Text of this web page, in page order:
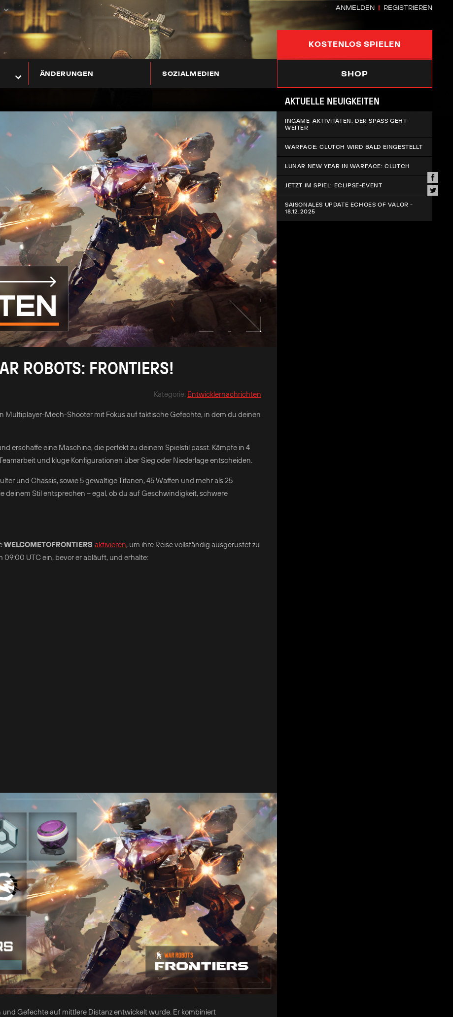
ANMELDEN REGISTRIEREN
KOSTENLOS SPIELEN
ÄNDERUNGEN SOZIALMEDIEN SHOP
ROBOTS: FRONTIERS!
Kategorie: Entwicklernachrichten
Multiplayer-Mech-Shooter mit Fokus auf taktische Gefechte, in dem du deinen
erschaffe eine Maschine, die perfekt zu deinem Spielstil passt. Kämpfe in 4
und kluge Konfigurationen über Sieg oder Niederlage entscheiden.
und Chassis, sowie 5 gewaltige Titanen, 45 Waffen und mehr als 25
deinem Stil entsprechen – egal, ob du auf Geschwindigkeit, schwere
WELCOMETOFRONTIERS aktivieren, um ihre Reise vollständig ausgerüstet zu
09:00 UTC ein, bevor er abläuft, und erhalte:
Gefechte auf mittlere Distanz entwickelt wurde. Er kombiniert
AKTUELLE NEUIGKEITEN
INGAME-AKTIVITÄTEN: DER SPASS GEHT W
EITER
WARFACE: CLUTCH WIRD BALD EINGESTELLT
LUNAR NEW YEAR IN WARFACE: CLUTCH
JETZT IM SPIEL: ECLIPSE-EVENT
SAISONALES UPDATE ECHOES OF VALOR -
18.12.2025